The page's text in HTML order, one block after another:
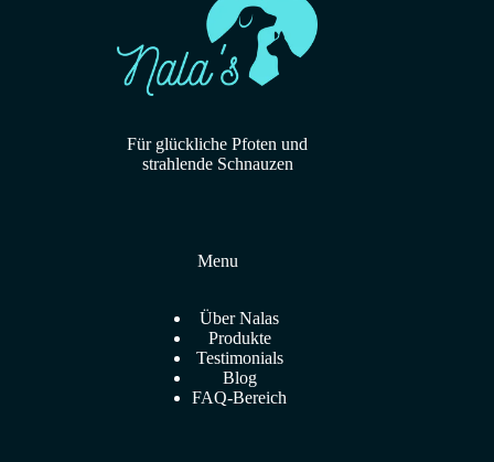
Für glückliche Pfoten und
strahlende Schnauzen
Menu
Über Nalas
Produkte
Testimonials
Blog
FAQ-Bereich